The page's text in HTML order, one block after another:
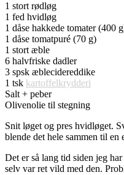
1 stort rødløg
1 fed hvidløg
1 dåse hakkede tomater (400
1 dåse tomatpuré (70 g)
1 stort æble
6 halvfriske dadler
3 spsk æblecidereddike
1 tsk kartoffelkrydderi
Salt + peber
Olivenolie til stegning
Snit løget og pres hvidløget.
blende det hele sammen til en
Det er så lang tid siden jeg
selv var ret vild med den.